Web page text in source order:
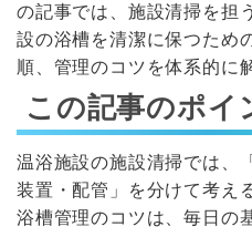
の記事では、施設清掃を担
設の浴槽を清潔に保つため
順、管理のコツを体系的に
この記事のポイ
温浴施設の施設清掃では、
装置・配管」を分けて考え
浴槽管理のコツは、毎日の